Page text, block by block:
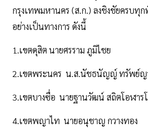
กรุงเทพมหานคร (ส.ก.) ลงชิงชัยครบทุ
อย่างเป็นทางการ ดังนี้
1.เขตดุสิต นายศรราม ภูมิไชย
2.เขตพระนคร น.ส.นัชธนัญญ์ ทรัพย์
3.เขตบางซื่อ นายฐานวัฒน์ สถิตโอฬาร
4.เขตพญาไท นายอนุชาญ กวางทอง